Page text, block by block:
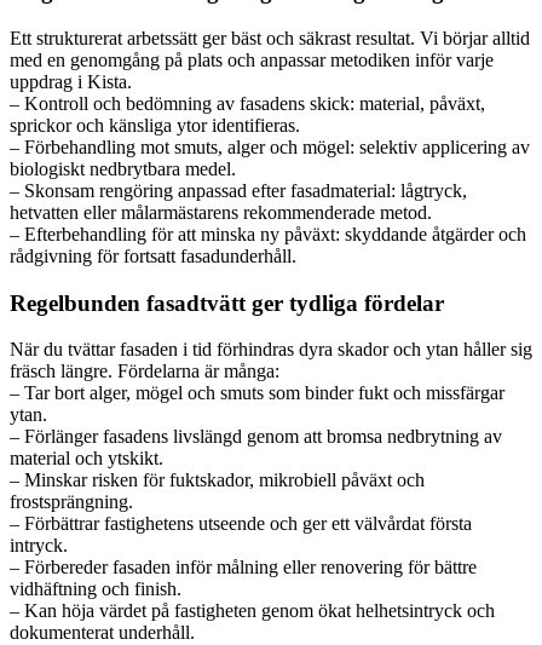
Ett strukturerat arbetssätt ger bäst och säkrast resultat. Vi börjar alltid
med en genomgång på plats och anpassar metodiken inför varje
uppdrag i Kista.
– Kontroll och bedömning av fasadens skick: material, påväxt,
sprickor och känsliga ytor identifieras.
– Förbehandling mot smuts, alger och mögel: selektiv applicering av
biologiskt nedbrytbara medel.
– Skonsam rengöring anpassad efter fasadmaterial: lågtryck,
hetvatten eller målarmästarens rekommenderade metod.
– Efterbehandling för att minska ny påväxt: skyddande åtgärder och
rådgivning för fortsatt fasadunderhåll.
Regelbunden fasadtvätt ger tydliga fördelar
När du tvättar fasaden i tid förhindras dyra skador och ytan håller sig
fräsch längre. Fördelarna är många:
– Tar bort alger, mögel och smuts som binder fukt och missfärgar
ytan.
– Förlänger fasadens livslängd genom att bromsa nedbrytning av
material och ytskikt.
– Minskar risken för fuktskador, mikrobiell påväxt och
frostsprängning.
– Förbättrar fastighetens utseende och ger ett välvårdat första
intryck.
– Förbereder fasaden inför målning eller renovering för bättre
vidhäftning och finish.
– Kan höja värdet på fastigheten genom ökat helhetsintryck och
dokumenterat underhåll.